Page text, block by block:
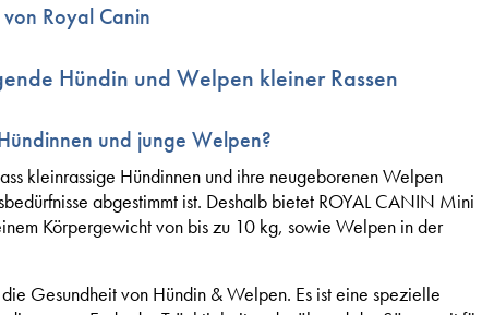
Royal Canin
Hündin und Welpen kleiner Rassen
und junge Welpen?
kleinrassige Hündinnen und ihre neugeborenen Welpen
abgestimmt ist. Deshalb bietet ROYAL CANIN Mini
Körpergewicht von bis zu 10 kg, sowie Welpen in der
Gesundheit von Hündin & Welpen. Es ist eine spezielle